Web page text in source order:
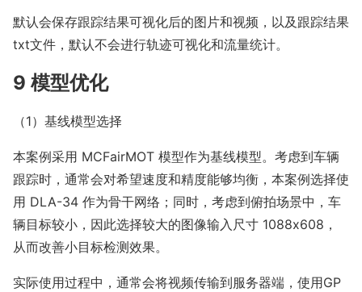
默认会保存跟踪结果可视化后的图片和视频，以及跟踪结果
txt文件，默认不会进行轨迹可视化和流量统计。
9 模型优化
（1）基线模型选择
本案例采用 MCFairMOT 模型作为基线模型。考虑到车辆
跟踪时，通常会对希望速度和精度能够均衡，本案例选择使
用 DLA-34 作为骨干网络；同时，考虑到俯拍场景中，车
辆目标较小，因此选择较大的图像输入尺寸 1088x608 ，
从而改善小目标检测效果。
实际使用过程中，通常会将视频传输到服务器端，使用GP